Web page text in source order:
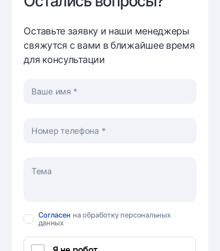
Оставьте заявку и наши менеджеры
свяжутся с вами в ближайшее время
для консультации
Ваше имя
Номер телефона
Согласен на обработку персональных
данных